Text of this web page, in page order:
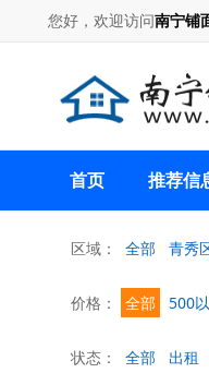
您好，欢迎访问南宁铺
首页 推荐信
区域： 全部 青秀
价格： 全部 500
状态： 全部 出租